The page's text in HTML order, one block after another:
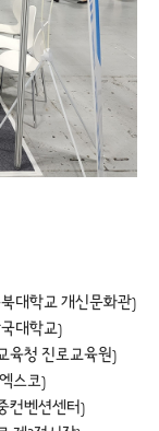
대학교 개신문화관)
대학교)
육청 진로교육원)
스코)
컨벤션센터)